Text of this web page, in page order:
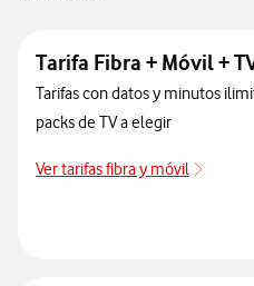
Tarifa Fibra + Móvil +
Tarifas con datos y minutos
packs de TV a elegir
Ver tarifas fibra y móvil
Ver